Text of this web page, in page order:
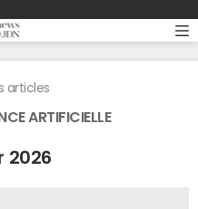
articles
ARTIFICIELLE
2026